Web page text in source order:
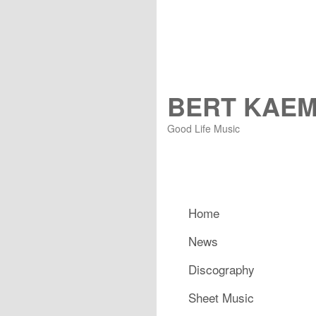
BERT
Good Life Music
HauptmenüZum primären Inhalt springen
Zum sekundären Inhalt
Home
News
Discography
Sheet Music